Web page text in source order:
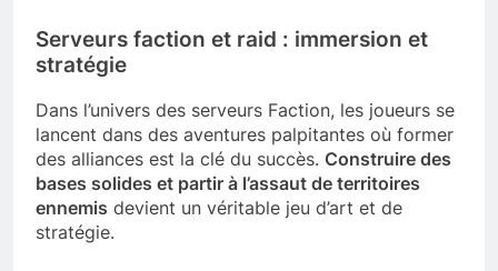
Serveurs faction et raid : immersion et
stratégie
Dans l’univers des serveurs Faction, les joueurs se
lancent dans des aventures palpitantes où former
des alliances est la clé du succès. Construire des
bases solides et partir à l’assaut de territoires
ennemis devient un véritable jeu d’art et de
stratégie.